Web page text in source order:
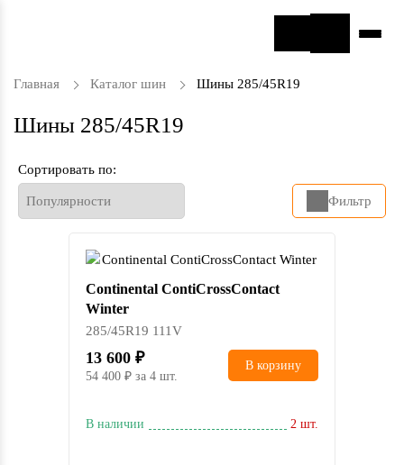
Главная Каталог шин Шины 285/45R19
Шины 285/45R19
Сортировать по:
Фильтр
Continental ContiCrossContact
Winter
285/45R19 111V
13 600
54 400 за 4 шт.
В корзину
В наличии 2 шт.